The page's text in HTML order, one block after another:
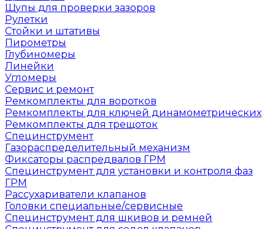
Щупы для проверки зазоров
Рулетки
Стойки и штативы
Пирометры
Глубиномеры
Линейки
Угломеры
Сервис и ремонт
Ремкомплекты для воротков
Ремкомплекты для ключей динамометрических
Ремкомплекты для трещоток
Специнструмент
Газораспределительный механизм
Фиксаторы распредвалов ГРМ
Специнструмент для установки и контроля фаз
ГРМ
Рассухариватели клапанов
Головки специальные/сервисные
Специнструмент для шкивов и ремней